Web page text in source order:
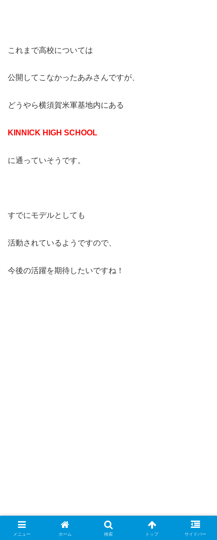
これまで高校については
公開してこなかったあみさんですが、
どうやら横須賀米軍基地内にある
KINNICK HIGH SCHOOL
に通っていそうです。
すでにモデルとしても
活動されているようですので、
今後の活躍を期待したいですね！
メニュー ホーム 検索 トップ サイドバー